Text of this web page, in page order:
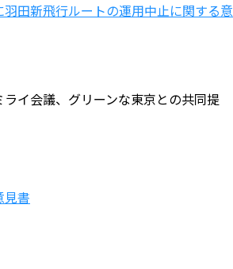
田新飛行ルートの運用中止に関する意
ライ会議、グリーンな東京との共同提
見書